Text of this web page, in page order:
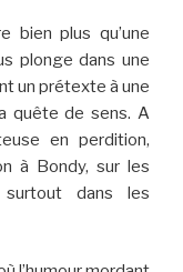
bien plus qu’une
plonge dans une
un prétexte à une
quête de sens. A
en perdition,
à Bondy, sur les
dans les